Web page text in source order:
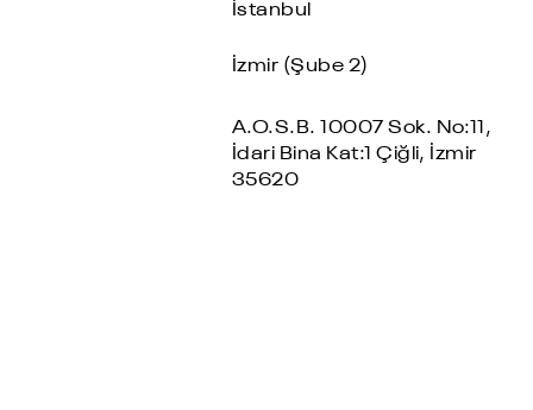
İstanbul
İzmir (Şube 2)
A.O.S.B. 10007 Sok. No:11,
İdari Bina Kat:1 Çiğli, İzmir
35620